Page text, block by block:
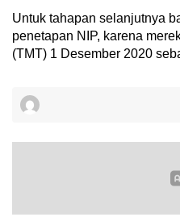
Untuk tahapan selanjutnya
penetapan NIP, karena
(TMT) 1 Desember 2020